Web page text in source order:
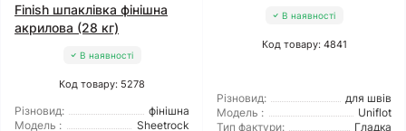
Finish шпаклівка фінішна
акрилова (28 кг)
В наявності
Код товару: 5278
Різновид:
фінішна
Модель :
Sheetrock
В наявності
Код товару: 4841
Різновид:
для швів
Модель :
Uniflot
Тип фактури:
Гладка